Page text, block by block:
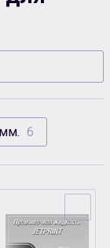
6